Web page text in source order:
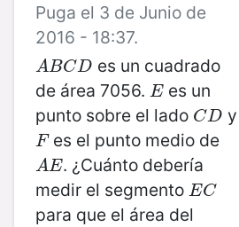
Puga el 3 de Junio de
2016 - 18:37.
A BCD
ABCD
es un cuadrado
de área 7056. E
E es un
punto sobre el lado CD
CD y
F
Fes el punto medio de
A E
AE . ¿Cuánto debería
medir el segmento EC
EC
para que el área del